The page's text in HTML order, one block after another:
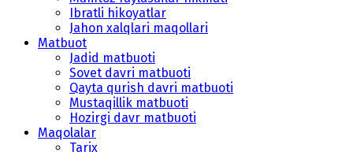
Ibratli hikoyatlar
Jahon xalqlari maqollari
Matbuot
Jadid matbuoti
Sovet davri matbuoti
Qayta qurish davri matbuoti
Mustaqillik matbuoti
Hozirgi davr matbuoti
Maqolalar
Tarix